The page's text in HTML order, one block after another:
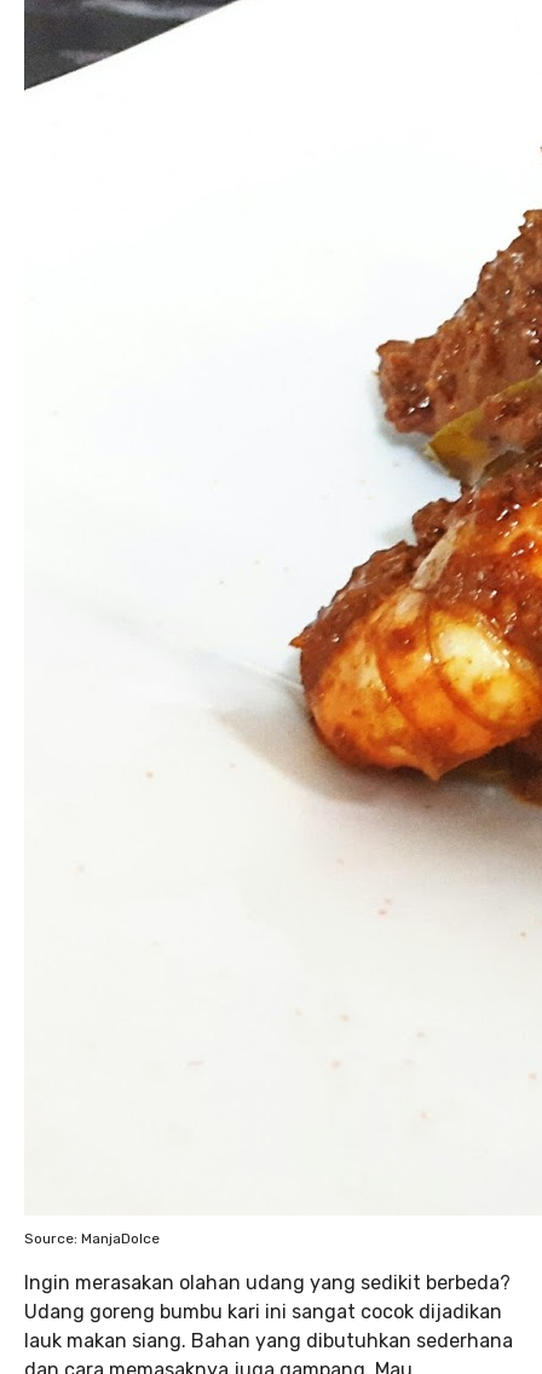
Source: ManjaDolce
Ingin merasakan olahan udang yang sedikit berbeda?
Udang goreng bumbu kari ini sangat cocok dijadikan
lauk makan siang. Bahan yang dibutuhkan sederhana